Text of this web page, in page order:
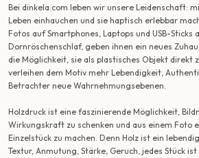
Bei dinkela.com leben wir unsere Leidenschaft:
Leben einhauchen und sie haptisch erlebbar
Fotos auf Smartphones, Laptops und USB-Sticks
Dornröschenschlaf, geben ihnen ein neues
die Möglichkeit, sie als plastisches Objekt direkt
verleihen dem Motiv mehr Lebendigkeit,
Betrachter neue Wahrnehmungsebenen.
Holzdruck ist eine faszinierende Möglichkeit,
Wirkungskraft zu schenken und aus einem Foto
Einzelstück zu machen. Denn Holz ist ein
Textur, Anmutung, Stärke, Geruch, jedes Stück